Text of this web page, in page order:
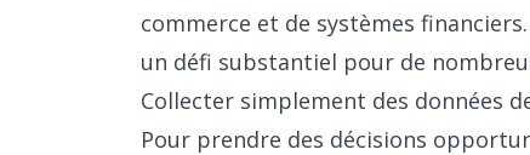
commerce et de systèmes
un défi substantiel pour de
Collecter simplement des données
Pour prendre des décisions